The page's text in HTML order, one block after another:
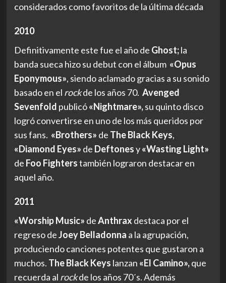
considerados como favoritos de la última década
2010
Definitivamente este fue el año de Ghost;la
banda sueca hizo su debut con el álbum «Opus
Eponymous», siendo aclamado gracias a su sonido
basado en el rockde los años 70. Avenged
Sevenfold publicó«Nightmare»,su quinto disco
logró convertirse en uno de los más queridos por
sus fans. «Brothers» de The Black Keys,
«Diamond Eyes» de Deftonesy«Wasting Light»
de Foo Fighterstambién lograron destacar en
aquel año.
2011
«Worship Music» deAnthrax destaca por el
regreso deJoey Belladonna a la agrupación,
produciendo canciones potentes que gustaron a
muchos. The Black Keys lanzan «El Camino»,que
recuerda al rockde los años 70´s. Además